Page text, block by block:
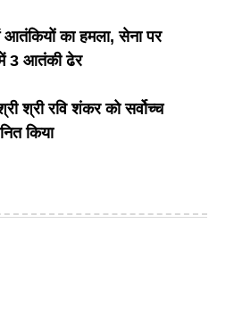
का हमला, सेना पर
में 3 आतंकी ढेर
श्री रवि शंकर को सर्वोच्च
किया